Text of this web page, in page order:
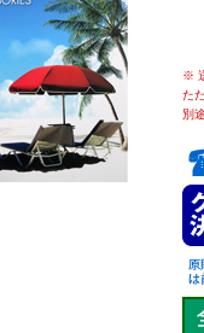
※
た
別